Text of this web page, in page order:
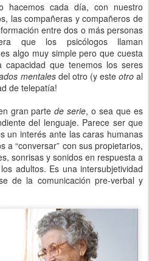
hacemos cada día, con nuestro
las compañeras y compañeros de
entre dos o más personas
que los psicólogos llaman
algo muy simple pero que cuesta
que tenemos los seres
mentalesdel otro (y este otroal
de telepatía!
gran partede serie, o sea que es
del lenguaje. Parece ser que
un interés ante las caras humanas
a “conversar” con sus propietarios,
sonrisas y sonidos en respuesta a
adultos. Es una intersubjetividad
de la comunicación pre-verbal y